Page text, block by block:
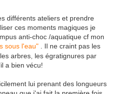
différents ateliers et prendre
ces moments magiques je
anti-choc /aquatique cf mon
sous l'eau" . Il ne craint pas les
arbres les égratignures par
a bien vécu!
lui prenant des longueurs